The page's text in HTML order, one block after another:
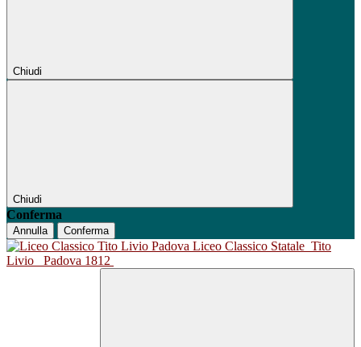
Chiudi
Chiudi
Conferma
Annulla Conferma
Liceo Classico Statale Tito
Livio
Padova 1812